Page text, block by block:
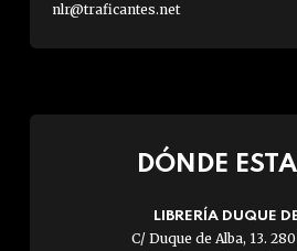
nlr@traficantes.net
DÓNDE
LIBRERÍA DUQUE
C/ Duque de Alba, 13.